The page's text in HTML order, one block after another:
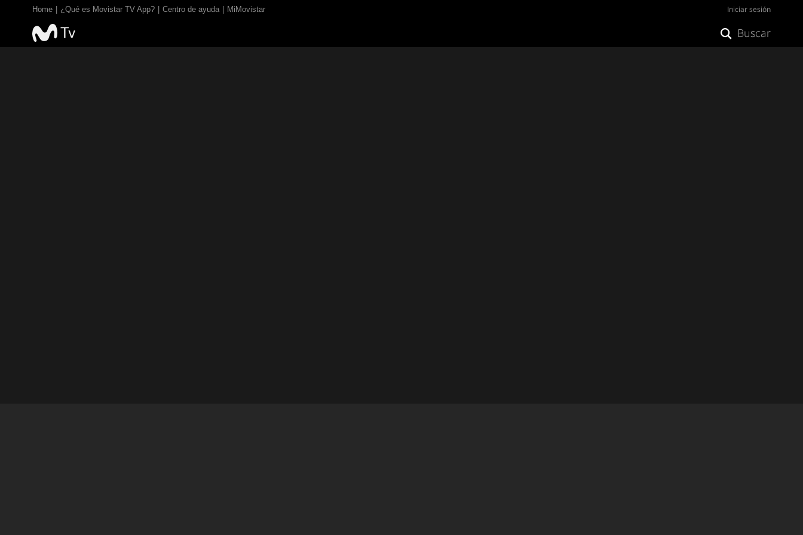
Home ¿Qué es Movistar TV App? Centro de ayuda MiMovistar Iniciar sesión
Buscar